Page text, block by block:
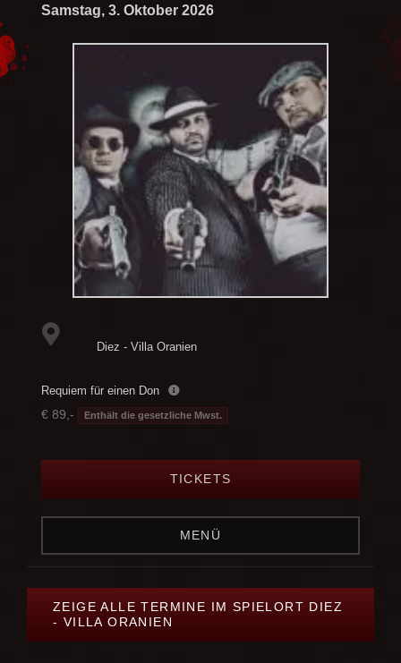
Samstag, 3. Oktober 2026
Diez - Villa Oranien
Requiem für einen Don
€ 89,- Enthält die gesetzliche Mwst.
TICKETS
MENÜ
ZEIGE ALLE TERMINE IM SPIELORT DIEZ
- VILLA ORANIEN